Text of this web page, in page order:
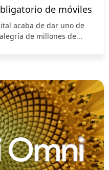
de móviles
acaba de dar uno de
de millones de...